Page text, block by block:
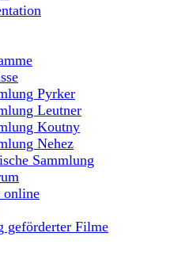
Pyrker
Leutner
Koutny
Nehez
Sammlung
geförderter Filme